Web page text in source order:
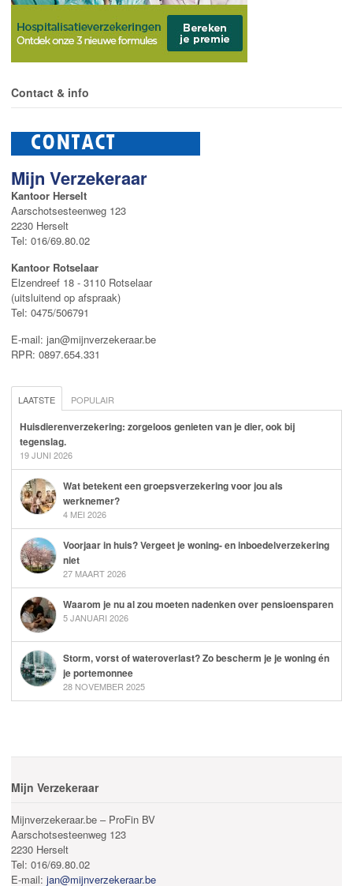
Contact & info
Mijn Verzekeraar
Kantoor Herselt
Aarschotsesteenweg 123
2230 Herselt
Tel: 016/69.80.02
Kantoor Rotselaar
Elzendreef 18 - 3110 Rotselaar
(uitsluitend op afspraak)
Tel: 0475/506791
E-mail: jan@mijnverzekeraar.be
RPR: 0897.654.331
LAATSTE POPULAIR
Huisdierenverzekering: zorgeloos genieten van je dier, ook bij
tegenslag.
19 JUNI 2026
Wat betekent een groepsverzekering voor jou als
werknemer?
4 MEI 2026
Voorjaar in huis? Vergeet je woning- en inboedelverzekering
niet
27 MAART 2026
Waarom je nu al zou moeten nadenken over pensioensparen
5 JANUARI 2026
Storm, vorst of wateroverlast? Zo bescherm je je woning én
je portemonnee
28 NOVEMBER 2025
Mijn Verzekeraar
Mijnverzekeraar.be – ProFin BV
Aarschotsesteenweg 123
2230 Herselt
Tel: 016/69.80.02
E-mail: jan@mijnverzekeraar.be